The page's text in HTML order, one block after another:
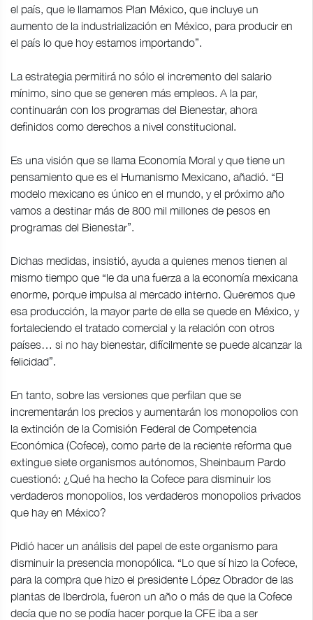
el país, que le llamamos Plan México, que incluye un
aumento de la industrialización en México, para producir en
el país lo que hoy estamos importando”.
La estrategia permitirá no sólo el incremento del salario
mínimo, sino que se generen más empleos. A la par,
continuarán con los programas del Bienestar, ahora
definidos como derechos a nivel constitucional.
Es una visión que se llama Economía Moral y que tiene un
pensamiento que es el Humanismo Mexicano, añadió. “El
modelo mexicano es único en el mundo, y el próximo año
vamos a destinar más de 800 mil millones de pesos en
programas del Bienestar”.
Dichas medidas, insistió, ayuda a quienes menos tienen al
mismo tiempo que “le da una fuerza a la economía mexicana
enorme, porque impulsa al mercado interno. Queremos que
esa producción, la mayor parte de ella se quede en México, y
fortaleciendo el tratado comercial y la relación con otros
países… si no hay bienestar, difícilmente se puede alcanzar la
felicidad”.
En tanto, sobre las versiones que perfilan que se
incrementarán los precios y aumentarán los monopolios con
la extinción de la Comisión Federal de Competencia
Económica (Cofece), como parte de la reciente reforma que
extingue siete organismos autónomos, Sheinbaum Pardo
cuestionó: ¿Qué ha hecho la Cofece para disminuir los
verdaderos monopolios, los verdaderos monopolios privados
que hay en México?
Pidió hacer un análisis del papel de este organismo para
disminuir la presencia monopólica. “Lo que sí hizo la Cofece,
para la compra que hizo el presidente López Obrador de las
plantas de Iberdrola, fueron un año o más de que la Cofece
decía que no se podía hacer porque la CFE iba a ser